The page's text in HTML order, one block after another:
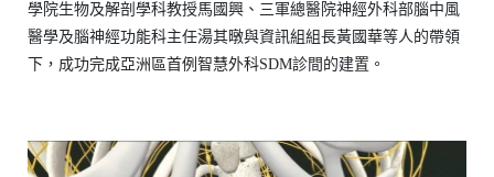
學院生物及解剖學科教授馬國興、三軍總醫院神經外科部腦中風
醫學及腦神經功能科主任湯其暾與資訊組組長黃國華等人的帶領
下，成功完成亞洲區首例智慧外科SDM診間的建置。